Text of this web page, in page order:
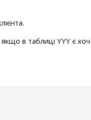
в таблиці YYY є